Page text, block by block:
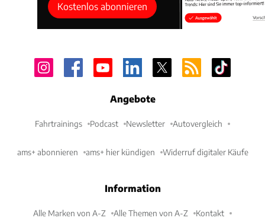
Kostenlos abonnieren
Angebote
Fahrtrainings Podcast Newsletter Autovergleich
ams+ abonnieren ams+ hier kündigen Widerruf digitaler Käufe
Information
Alle Marken von A-Z Alle Themen von A-Z Kontakt